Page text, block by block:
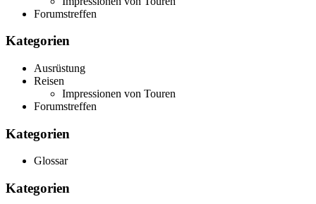
Forumstreffen
Kategorien
Ausrüstung
Reisen
Impressionen von Touren
Forumstreffen
Kategorien
Glossar
Kategorien